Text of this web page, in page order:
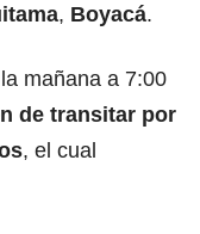
, Boyacá.
mañana a 7:00
de transitar por
, el cual